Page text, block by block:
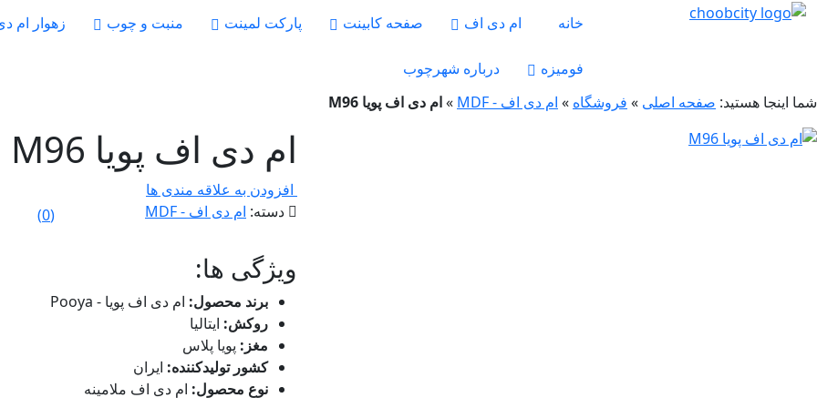
خانه ام دی اف صفحه کابینت پارکت لمینت منبت و چوب زهوار ام
فومیزه
درباره شهرچوب
شما اینجا هستید: صفحه اصلی » فروشگاه » ام دی اف - MDF »ام دی اف پویا M96
ام دی اف پویا M96
افزودن به علاقه مندی ها
دسته: ام دی اف - MDF (
0
)
ویژگی ها:
برند محصول: ام دی اف پویا - Pooya
روکش: ایتالیا
مغز: پویا پلاس
کشور تولیدکننده: ایران
نوع محصول: ام دی اف ملامینه